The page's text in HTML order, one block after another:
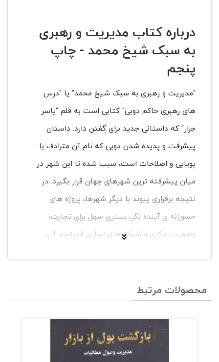
درباره کتاب مدیریت و رهبری
به سبک شیخ محمد - چاپ
پنجم
"مدیریت و رهبری به سبک شیخ محمد" یا "درس
های رهبری حاکم دوبی" کتابی است به قلم "یاسر
جرار" که داستانی جدید برای گفتن دارد. داستان
پیشرفت و پدیده شدن دوبی که نام آن مترادف با
پویایی و اصلاحات است، سبب شده تا این شهر در
میان پیشرفته ترین شهرهای جهان قرار بگیرد. در
نتیجه برقراری پیوند با دیگر شهرها، پروژه های
جسورانه ی آینده نگر، بستری سهل برای تجارت،
وضعیت مرکزی و شبکه های تجاری قدرتمند آن،
رهبری به سبک شیخ محمد" داستانی درباره ی دوبی
مدیریتی خود، دوبی را به مرکز تجارت قدرتمندی بدل
ساخت. شیخ محمد بن رشید المکتوم، معاون رییس
جمهور و نخست وزیر ایالات عربی امارات، حکمران
محصولات مرتبط